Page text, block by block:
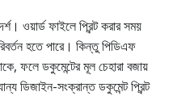
ওয়ার্ড ফাইলে প্রিন্ট করার সময়
হতে পারে। কিন্তু পিডিএফ
ফলে ডকুমেন্টের মূল চেহারা বজায়
ডিজাইন-সংক্রান্ত ডকুমেন্ট প্রিন্ট